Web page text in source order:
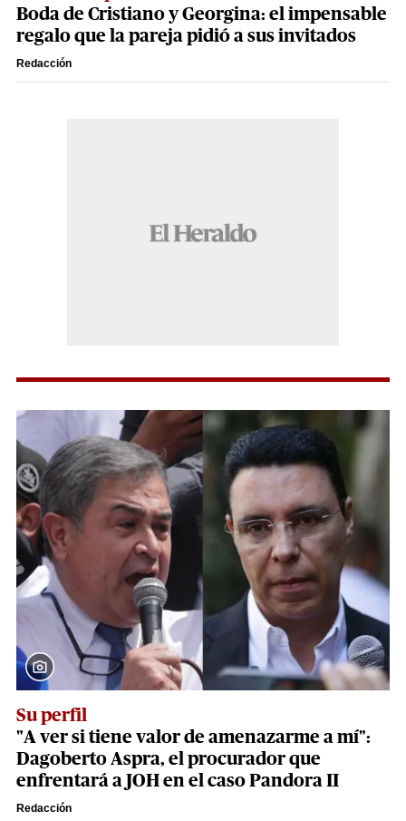
Boda de Cristiano y Georgina: el impensable
regalo que la pareja pidió a sus invitados
Redacción
Su perfil
"A ver si tiene valor de amenazarme a mí":
Dagoberto Aspra, el procurador que
enfrentará a JOH en el caso Pandora II
Redacción